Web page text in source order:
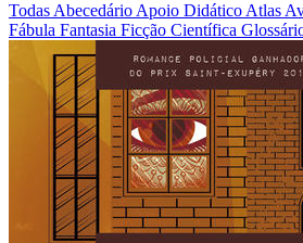
TodasAbecedárioApoio DidáticoAtlas
Fábula Fantasia Ficção Científica